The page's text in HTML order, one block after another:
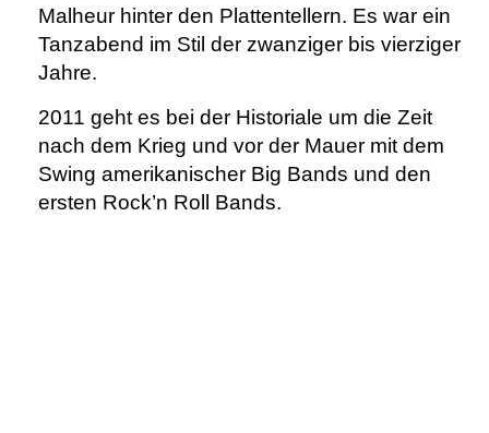
Malheur hinter den Plattentellern. Es war ein
Tanzabend im Stil der zwanziger bis vierziger
Jahre.
2011 geht es bei der Historiale um die Zeit
nach dem Krieg und vor der Mauer mit dem
Swing amerikanischer Big Bands und den
ersten Rock’n Roll Bands.